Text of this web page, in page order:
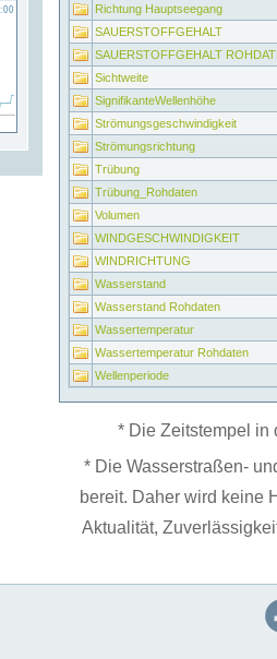
Richtung Hauptseegang
SAUERSTOFFGEHALT
SAUERSTOFFGEHALT
Sichtweite
SignifikanteWellenhöhe
Strömungsgeschwindigkeit
Strömungsrichtung
Trübung
Trübung_Rohdaten
Volumen
WINDGESCHWINDIGKEIT
WINDRICHTUNG
Wasserstand
Wasserstand Rohdaten
Wassertemperatur
Wassertemperatur Rohdaten
Wellenperiode
* Die Zeitstempel in
* Die Wasserstraßen-
bereit. Daher wird keine
Aktualität,